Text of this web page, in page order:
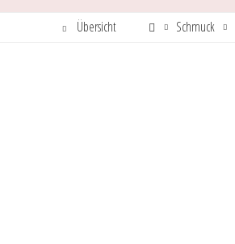
Übersicht Schmuck